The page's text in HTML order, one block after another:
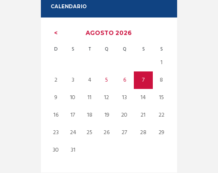
CALENDARIO
AGOSTO2026
D S T Q Q S S
1
2
3 4 5 6 7
8
9
10 11 12 13 14
15
16
17 18 19 20 21
22
23
24 25 26 27 28
29
30
31